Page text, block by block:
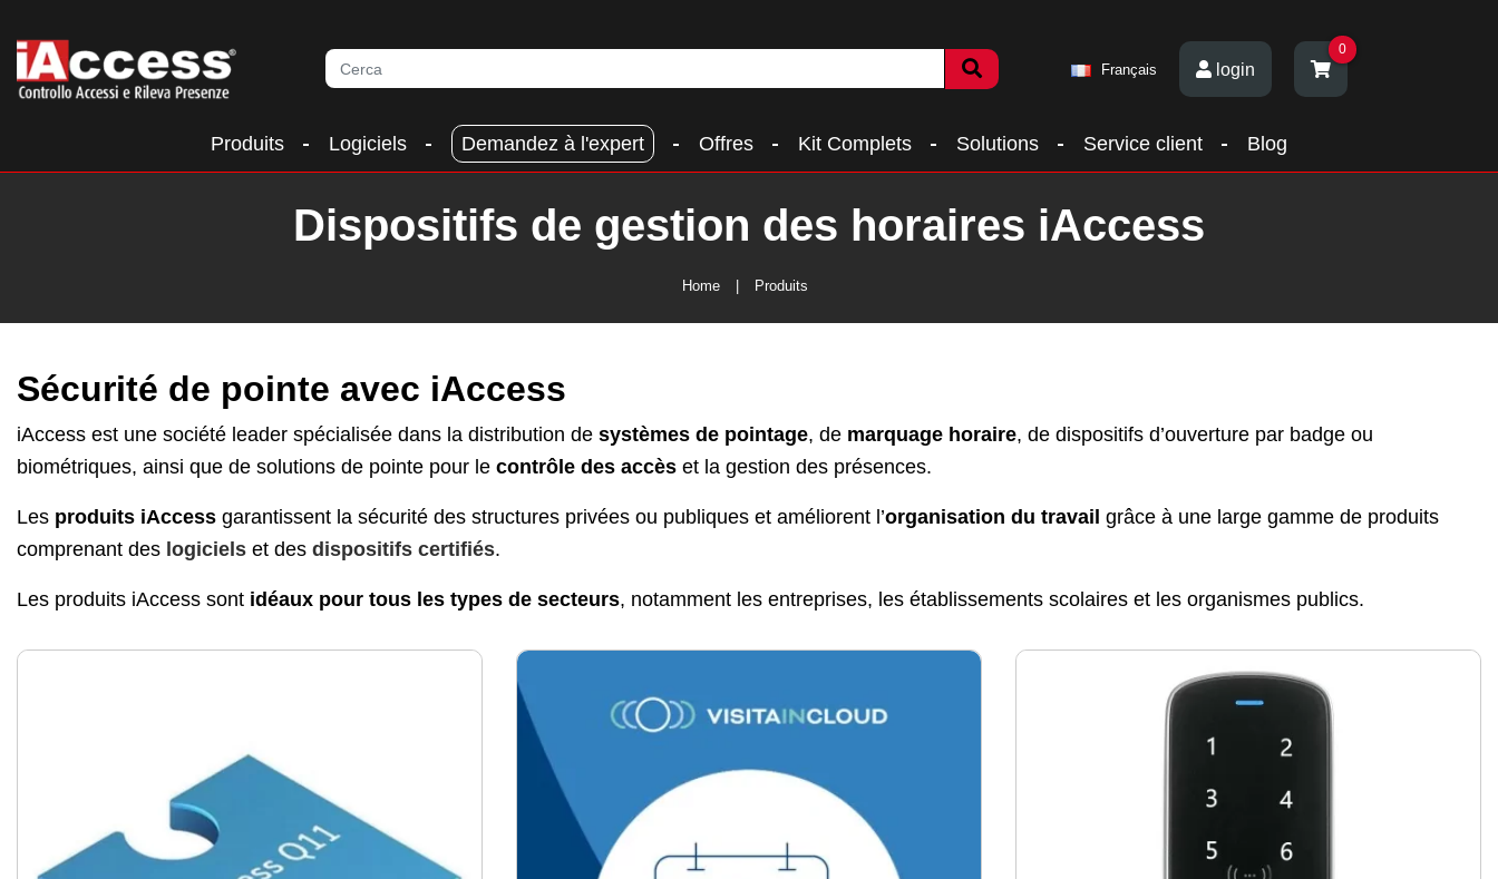
Français login
0
Produits Logiciels Demandez à l'expert Offres Kit Complets Solutions Service client Blog
Dispositifs de gestion des horaires iAccess
Home Produits
Sécurité de pointe avec iAccess
iAccess est une société leader spécialisée dans la distribution de systèmes de pointage, de marquage horaire, de dispositifs d’ouverture par badge ou
biométriques, ainsi que de solutions de pointe pour le contrôle des accès et la gestion des présences.
Les produits iAccess garantissent la sécurité des structures privées ou publiques et améliorent l’organisation du travail grâce à une large gamme de produits
comprenant des logiciels et des dispositifs certifiés.
Les produits iAccess sont idéaux pour tous les types de secteurs, notamment les entreprises, les établissements scolaires et les organismes publics.